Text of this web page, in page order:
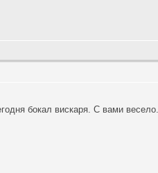
бокал вискаря. С вами весело.